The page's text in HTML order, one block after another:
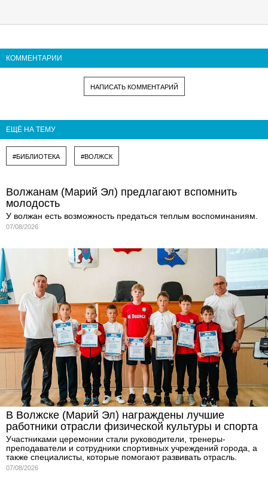
КОММЕНТАРИИ
НАПИСАТЬ КОММЕНТАРИЙ
ЕЩЁ НА ТЕМУ
#БИБЛИОТЕКА #ВОЛЖСК
Волжанам (Марий Эл) предлагают вспомнить
молодость
У волжан есть возможность предаться теплым воспоминаниям.
07/08/2026
В Волжске (Марий Эл) награждены лучшие
работники отрасли физической культуры и спорта
Участниками церемонии стали руководители, тренеры-
преподаватели и сотрудники спортивных учреждений города, а
также специалисты, которые помогают развивать отрасль.
07/08/2026